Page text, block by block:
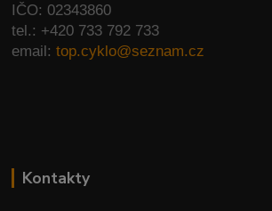
IČO: 02343860
tel.: +420 733 792 733
email:top.cyklo@seznam.cz
Kontakty